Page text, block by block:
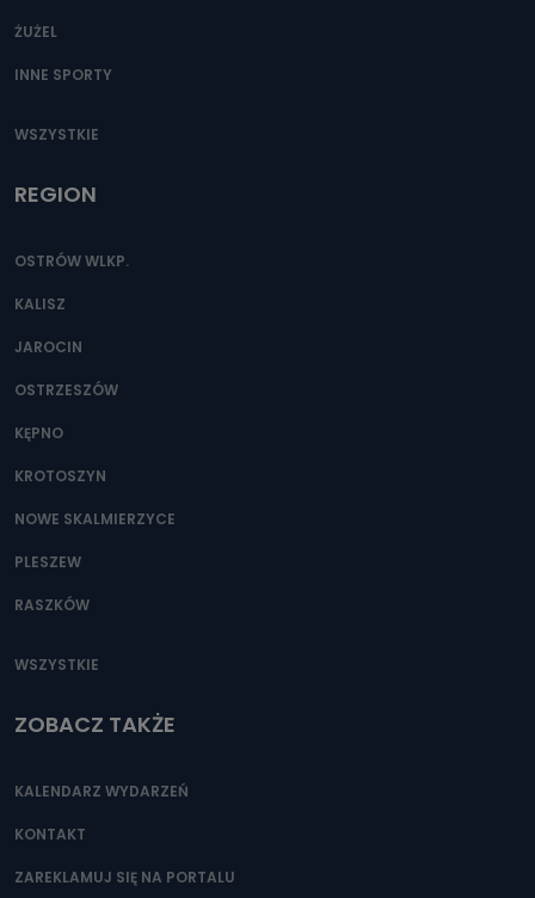
ŻUŻEL
INNE SPORTY
WSZYSTKIE
REGION
OSTRÓW WLKP.
KALISZ
JAROCIN
OSTRZESZÓW
KĘPNO
KROTOSZYN
NOWE SKALMIERZYCE
PLESZEW
RASZKÓW
WSZYSTKIE
ZOBACZ TAKŻE
KALENDARZ WYDARZEŃ
KONTAKT
ZAREKLAMUJ SIĘ NA PORTALU